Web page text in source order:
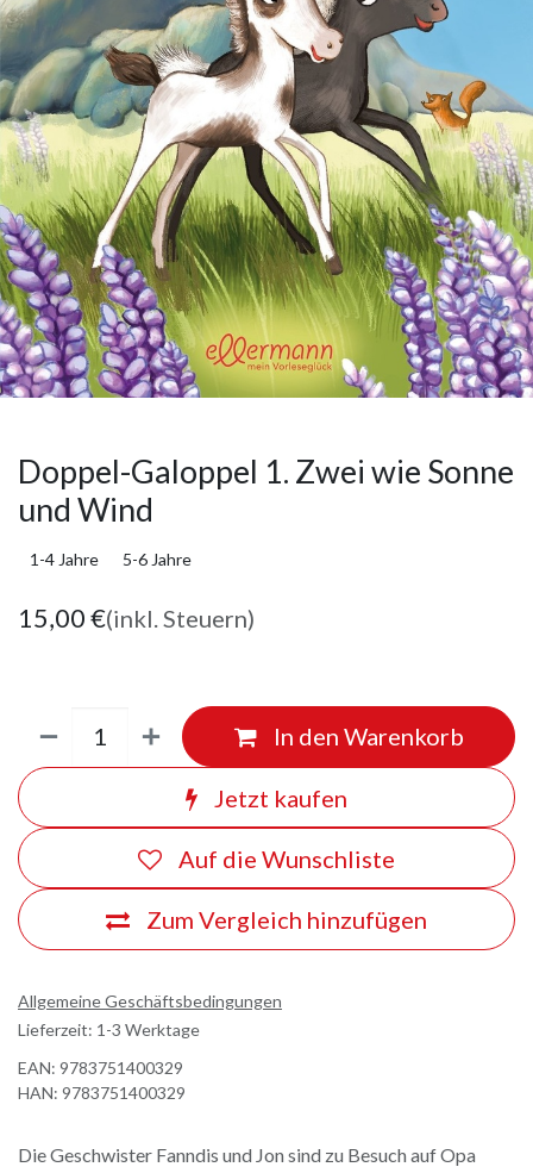
Doppel-Galoppel 1. Zwei wie Sonne
und Wind
1-4 Jahre 5-6 Jahre
15,00€(inkl. Steuern)
In den Warenkorb
Jetzt kaufen
Zum Vergleich hinzufügen
Auf die Wunschliste
Allgemeine Geschäftsbedingungen
Lieferzeit: 1-3 Werktage
EAN: 9783751400329
HAN: 9783751400329
Die Geschwister Fanndis und Jon sind zu Besuch auf Opa